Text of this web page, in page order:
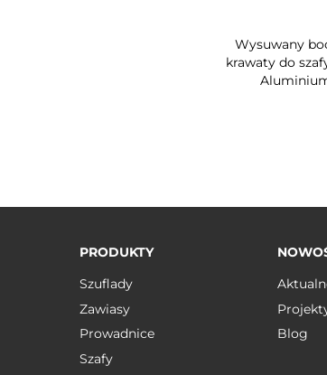
Wysuwany
krawaty do
PRODUKTY
Szuflady
Zawiasy
Prowadnice
Szafy
Blog